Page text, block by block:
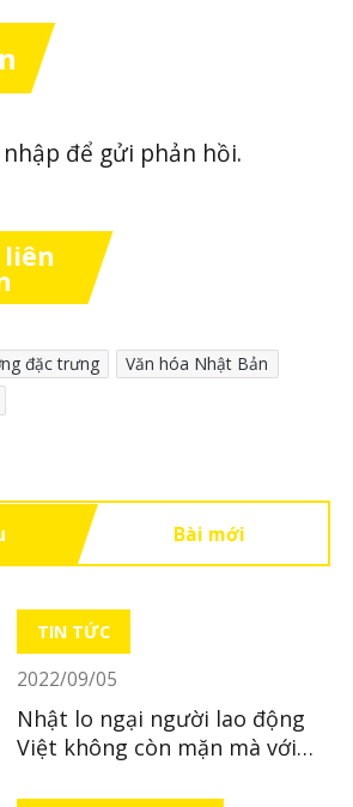
để gửi phản hồi.
đặc trưng
Văn hóa Nhật Bản
Bài mới
TIN TỨC
2022/09/05
Nhật lo ngại người lao động
Việt không còn mặn mà với